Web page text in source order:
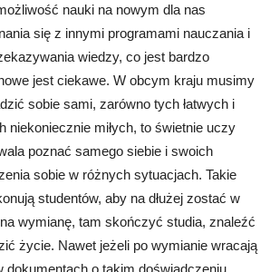
nauki na nowym dla nas
się z innymi programami nauczania i
wiedzy, co jest bardzo
jest ciekawe. W obcym kraju musimy
sobie sami, zarówno tych łatwych i
niekoniecznie miłych, to świetnie uczy
poznać samego siebie i swoich
sobie w różnych sytuacjach. Takie
studentów, aby na dłużej zostać w
wymianę, tam skończyć studia, znaleźć
życie. Nawet jeżeli po wymianie wracają
dokumentach o takim doświadczeniu